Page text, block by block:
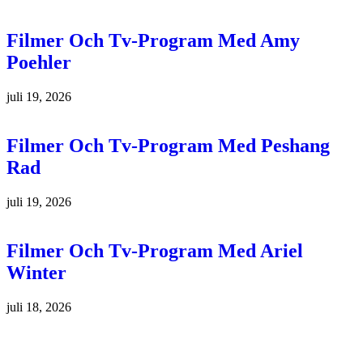
Filmer Och Tv-Program Med Amy
Poehler
juli 19, 2026
Filmer Och Tv-Program Med Peshang
Rad
juli 19, 2026
Filmer Och Tv-Program Med Ariel
Winter
juli 18, 2026